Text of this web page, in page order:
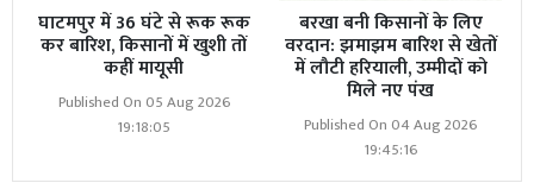
घाटमपुर में 36 घंटे से रूक रूक
कर बारिश, किसानों में खुशी तों
कहीं मायूसी
Published On 05 Aug 2026
19:18:05
बरखा बनी किसानों के लिए
वरदान: झमाझम बारिश से खेतों
में लौटी हरियाली, उम्मीदों को
मिले नए पंख
Published On 04 Aug 2026
19:45:16